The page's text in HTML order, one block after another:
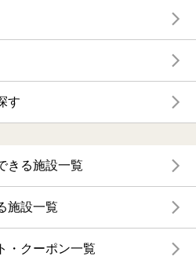
す
きる施設一覧
施設一覧
・クーポン一覧